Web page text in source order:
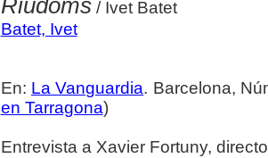
Riudoms/ Ivet Batet
Batet, Ivet
En: La Vanguardia. Barcelona,
en Tarragona)
Entrevista a Xavier Fortuny,